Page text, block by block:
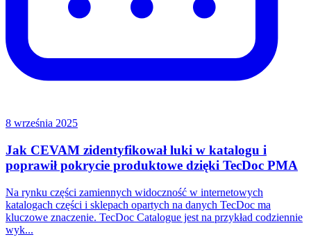
8 września 2025
Jak CEVAM zidentyfikował luki w katalogu i
poprawił pokrycie produktowe dzięki TecDoc PMA
Na rynku części zamiennych widoczność w internetowych
katalogach części i sklepach opartych na danych TecDoc ma
kluczowe znaczenie. TecDoc Catalogue jest na przykład codziennie
wyk...